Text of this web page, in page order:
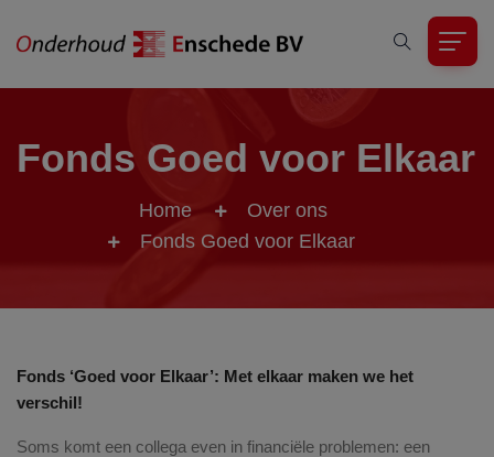
Fonds Goed voor Elkaar
Home
Over ons
Fonds Goed voor Elkaar
Fonds ‘Goed voor Elkaar’: Met elkaar maken we het
verschil!
Soms komt een collega even in financiële problemen: een